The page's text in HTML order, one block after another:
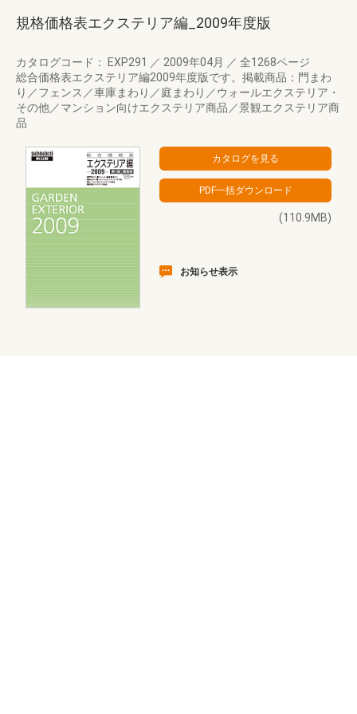
規格価格表エクステリア編_2009年度版
カタログコード： EXP291 ／ 2009年04月 ／ 全1268ページ
総合価格表エクステリア編2009年度版です。掲載商品：門まわ
り／フェンス／車庫まわり／庭まわり／ウォールエクステリア・
その他／マンション向けエクステリア商品／景観エクステリア商
品
(110.9MB)
お知らせ表示